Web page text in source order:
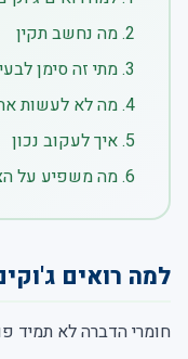
מה נחשב תקין
מתי זה סימן
מה לא לעשות
איך לעקוב נכון
מה משפיע על
למה רואים
חומרי הדברה לא תמיד